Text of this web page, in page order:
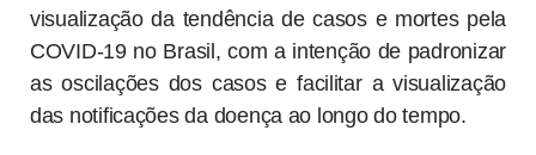
visualização da tendência de casos e mortes pela
COVID-19 no Brasil, com a intenção de padronizar
as oscilações dos casos e facilitar a visualização
das notificações da doença ao longo do tempo.